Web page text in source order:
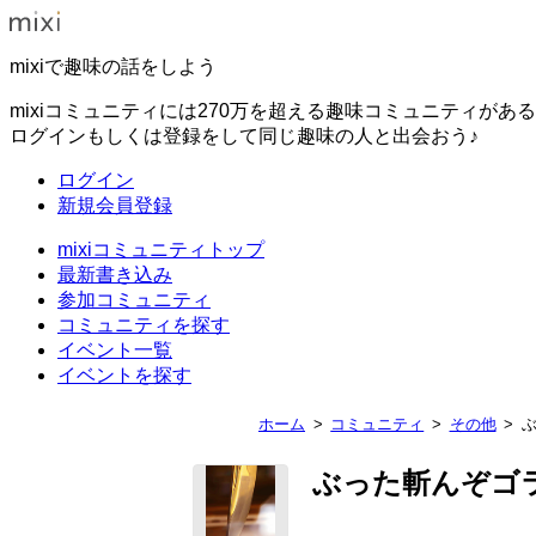
mixiで趣味の話をしよう
mixiコミュニティには270万を超える趣味コミュニティがある
ログインもしくは登録をして同じ趣味の人と出会おう♪
ログイン
新規会員登録
mixiコミュニティトップ
最新書き込み
参加コミュニティ
コミュニティを探す
イベント一覧
イベントを探す
ホーム コミュニティ その他
ぶった斬んぞゴ